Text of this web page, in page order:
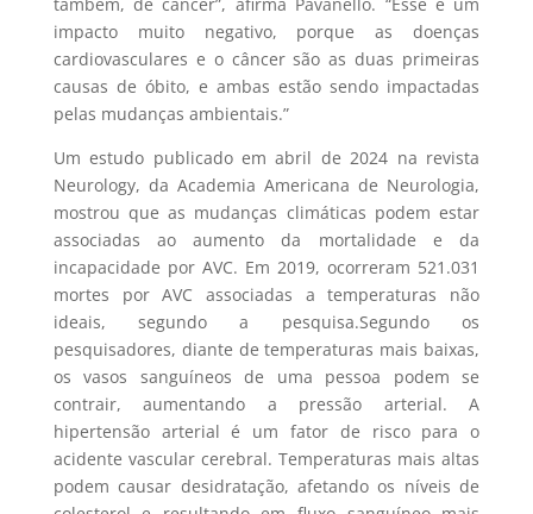
impacto muito negativo, porque as doenças
cardiovasculares e o câncer são as duas primeiras
causas de óbito, e ambas estão sendo impactadas
pelas mudanças ambientais.”
Um estudo publicado em abril de 2024 na revista
Neurology, da Academia Americana de Neurologia,
mostrou que as mudanças climáticas podem estar
associadas ao aumento da mortalidade e da
incapacidade por AVC. Em 2019, ocorreram 521.031
mortes por AVC associadas a temperaturas não
ideais, segundo a pesquisa.Segundo os
pesquisadores, diante de temperaturas mais baixas,
os vasos sanguíneos de uma pessoa podem se
contrair, aumentando a pressão arterial. A
hipertensão arterial é um fator de risco para o
acidente vascular cerebral. Temperaturas mais altas
podem causar desidratação, afetando os níveis de